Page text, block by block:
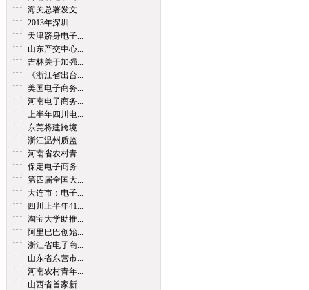
海关总署发文...
2013年深圳...
天津跻身电子...
山东产交中心...
吉林关于加强...
《浙江省出台...
美国电子商务...
河南电子商务...
上半年四川电...
东莞将建跨境...
浙江温州质监...
河南省农村青...
保定电子商务...
第四届全国大...
大连市：电子...
四川上半年41...
淘宝大学助推...
阿里巴巴创始...
浙江省电子商...
山东省东营市...
河南农村青年...
山西省首家新...